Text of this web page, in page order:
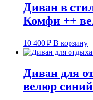
Диван в
Комфи ++
10 400 ₽ В корзину
Диван для
велюр синий